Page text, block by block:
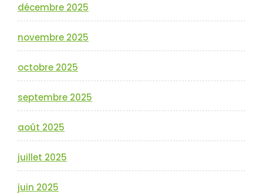
décembre 2025
novembre 2025
octobre 2025
septembre 2025
août 2025
juillet 2025
juin 2025